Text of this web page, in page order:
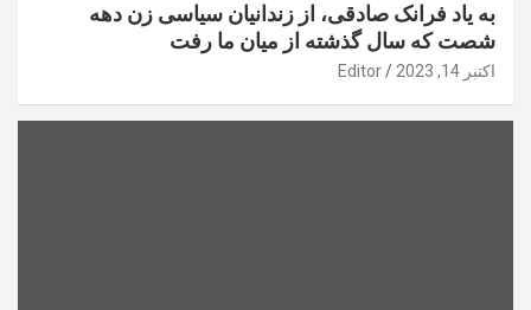
به یاد فرانک صادقی، از زندانیان سیاسی زن دهه
شصت که سال گذشته از میان ما رفت
اکتبر 14, 2023 Editor